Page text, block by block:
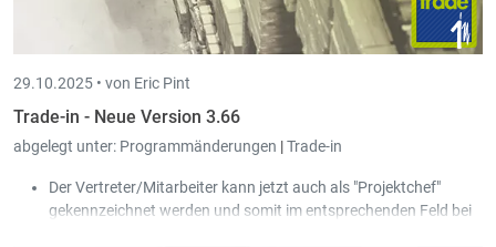
29.10.2025 • von Eric Pint
Trade-in - Neue Version 3.66
abgelegt unter: Programmänderungen |Trade-in
Der Vertreter/Mitarbeiter kann jetzt auch als "Projektchef"
gekennzeichnet werden und somit im entsprechenden Feld bei